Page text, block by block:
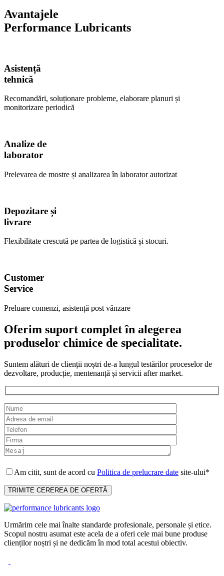
Avantajele
Performance Lubricants
Asistență
tehnică
Recomandări, soluționare probleme, elaborare planuri și
monitorizare periodică
Analize de
laborator
Prelevarea de mostre și analizarea în laborator autorizat
Depozitare și
livrare
Flexibilitate crescută pe partea de logistică și stocuri.
Customer
Service
Preluare comenzi, asistență post vânzare
Oferim suport complet în alegerea
produselor chimice de specialitate.
Suntem alături de clienții noștri de-a lungul testărilor proceselor de
dezvoltare, producție, mentenanță și servicii after market.
Am citit, sunt de acord cu Politica de prelucrare date site-ului*
Urmărim cele mai înalte standarde profesionale, personale și etice.
Scopul nostru asumat este acela de a oferi cele mai bune produse
clienților noștri și ne dedicăm în mod total acestui obiectiv.